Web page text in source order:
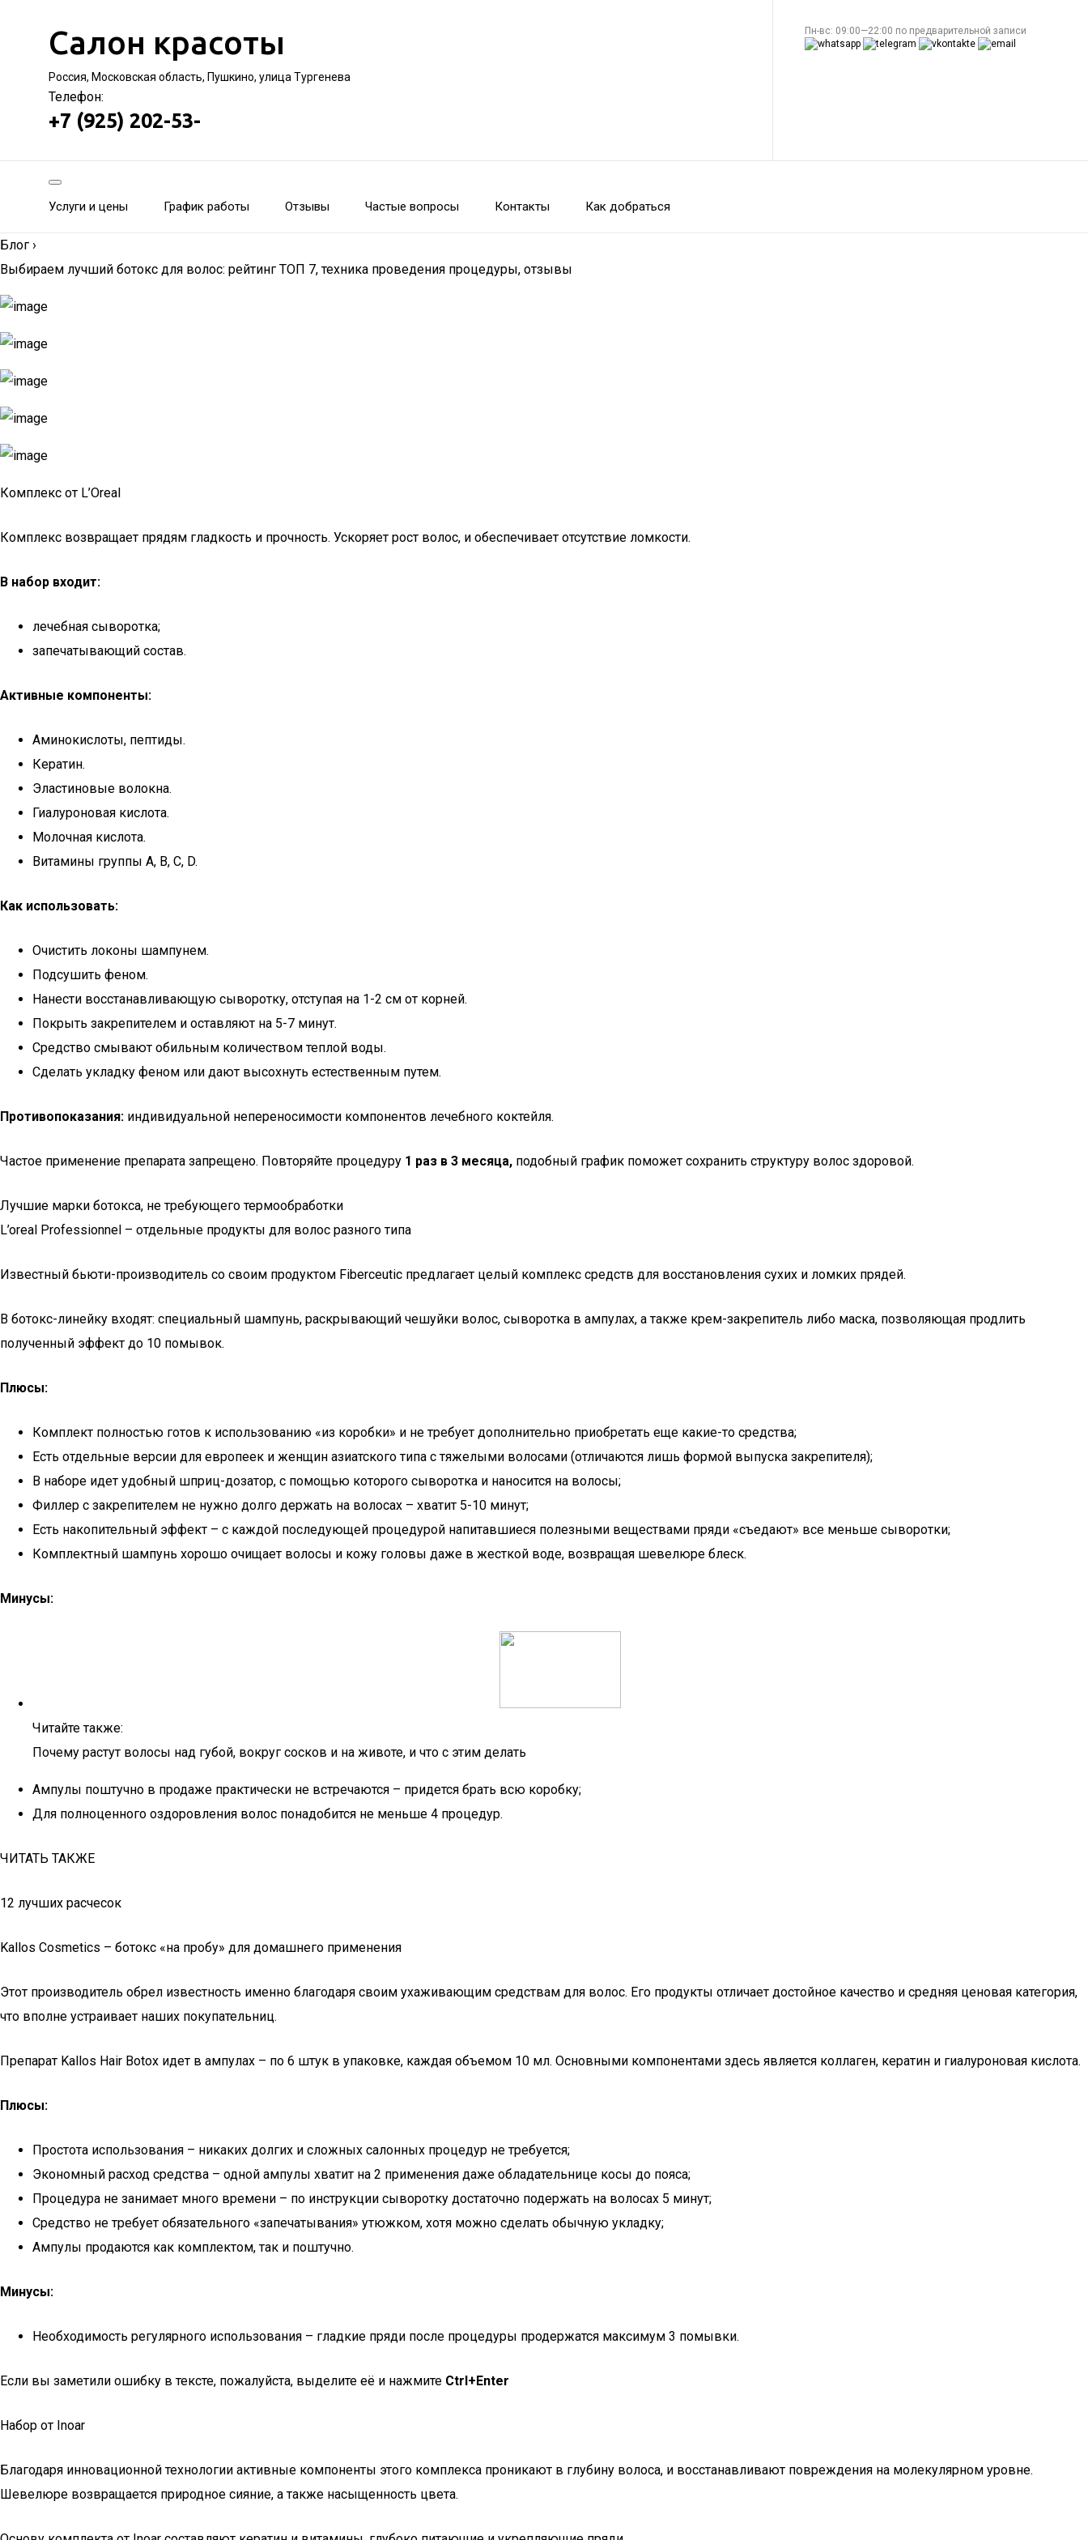
Салон красоты
Россия, Московская область, Пушкино, улица Тургенева
Телефон:
+7 (925) 202-53-
Пн-вс: 09:00—22:00 по предварительной записи
Услуги и цены График работы Отзывы Частые вопросы Контакты Как добраться
Блог ›
Выбираем лучший ботокс для волос: рейтинг ТОП 7, техника проведения процедуры, отзывы
Комплекс от L’Oreal
Комплекс возвращает прядям гладкость и прочность. Ускоряет рост волос, и обеспечивает отсутствие ломкости.
В набор входит:
лечебная сыворотка;
запечатывающий состав.
Активные компоненты:
Аминокислоты, пептиды.
Кератин.
Эластиновые волокна.
Гиалуроновая кислота.
Молочная кислота.
Витамины группы A, B, C, D.
Как использовать:
Очистить локоны шампунем.
Подсушить феном.
Нанести восстанавливающую сыворотку, отступая на 1-2 см от корней.
Покрыть закрепителем и оставляют на 5-7 минут.
Средство смывают обильным количеством теплой воды.
Сделать укладку феном или дают высохнуть естественным путем.
Противопоказания: индивидуальной непереносимости компонентов лечебного коктейля.
Частое применение препарата запрещено. Повторяйте процедуру 1 раз в 3 месяца, подобный график поможет сохранить структуру волос здоровой.
Лучшие марки ботокса, не требующего термообработки
L’oreal Professionnel – отдельные продукты для волос разного типа
Известный бьюти-производитель со своим продуктом Fiberceutic предлагает целый комплекс средств для восстановления сухих и ломких прядей.
В ботокс-линейку входят: специальный шампунь, раскрывающий чешуйки волос, сыворотка в ампулах, а также крем-закрепитель либо маска, позволяющая продлить
полученный эффект до 10 помывок.
Плюсы:
Комплект полностью готов к использованию «из коробки» и не требует дополнительно приобретать еще какие-то средства;
Есть отдельные версии для европеек и женщин азиатского типа с тяжелыми волосами (отличаются лишь формой выпуска закрепителя);
В наборе идет удобный шприц-дозатор, с помощью которого сыворотка и наносится на волосы;
Филлер с закрепителем не нужно долго держать на волосах – хватит 5-10 минут;
Есть накопительный эффект – с каждой последующей процедурой напитавшиеся полезными веществами пряди «съедают» все меньше сыворотки;
Комплектный шампунь хорошо очищает волосы и кожу головы даже в жесткой воде, возвращая шевелюре блеск.
Минусы:
Читайте также:
Почему растут волосы над губой, вокруг сосков и на животе, и что с этим делать
Ампулы поштучно в продаже практически не встречаются – придется брать всю коробку;
Для полноценного оздоровления волос понадобится не меньше 4 процедур.
ЧИТАТЬ ТАКЖЕ
12 лучших расчесок
Kallos Cosmetics – ботокс «на пробу» для домашнего применения
Этот производитель обрел известность именно благодаря своим ухаживающим средствам для волос. Его продукты отличает достойное качество и средняя ценовая категория,
что вполне устраивает наших покупательниц.
Препарат Kallos Hair Botox идет в ампулах – по 6 штук в упаковке, каждая объемом 10 мл. Основными компонентами здесь является коллаген, кератин и гиалуроновая кислота.
Плюсы:
Простота использования – никаких долгих и сложных салонных процедур не требуется;
Экономный расход средства – одной ампулы хватит на 2 применения даже обладательнице косы до пояса;
Процедура не занимает много времени – по инструкции сыворотку достаточно подержать на волосах 5 минут;
Средство не требует обязательного «запечатывания» утюжком, хотя можно сделать обычную укладку;
Ампулы продаются как комплектом, так и поштучно.
Минусы:
Необходимость регулярного использования – гладкие пряди после процедуры продержатся максимум 3 помывки.
Если вы заметили ошибку в тексте, пожалуйста, выделите её и нажмите Ctrl+Enter
Набор от Inoar
Благодаря инновационной технологии активные компоненты этого комплекса проникают в глубину волоса, и восстанавливают повреждения на молекулярном уровне.
Шевелюре возвращается природное сияние, а также насыщенность цвета.